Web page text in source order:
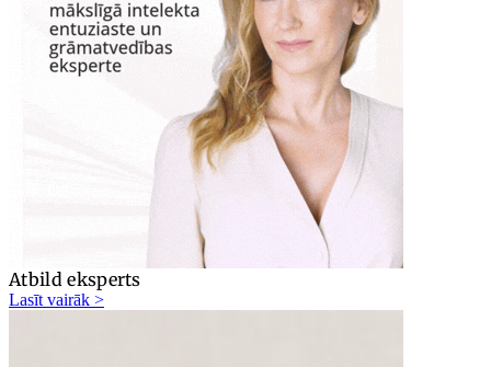
Atbild eksperts
Lasīt vairāk >